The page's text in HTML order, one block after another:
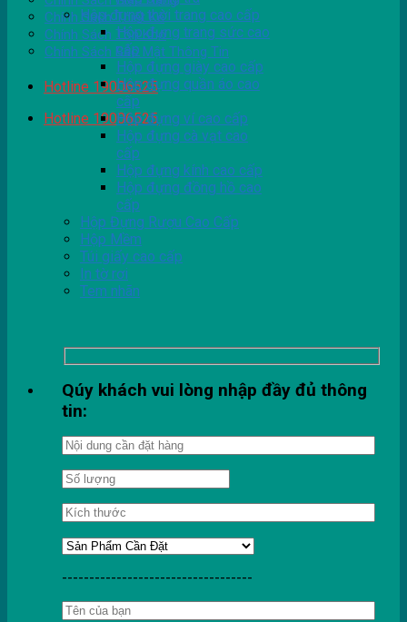
Chính Sách Thiết Kế
Chính Sách Tồn Kho
Chính Sách Bảo Mật Thông Tin
Hotline 19006525
Hotline 19006525
Hộp đựng thời trang cao cấp
Hộp đựng trang sức cao
cấp
Hộp đựng giày cao cấp
Hộp đựng quần áo cao
cấp
Hộp đựng ví cao cấp
Hộp đựng cà vạt cao
cấp
Hộp đựng kính cao cấp
Hộp đựng đồng hồ cao
cấp
Hộp Đựng Rượu Cao Cấp
Hộp Mềm
Túi giấy cao cấp
In tờ rơi
Tem nhãn
Qúy khách vui lòng nhập đầy đủ thông
tin:
-----------------------------------